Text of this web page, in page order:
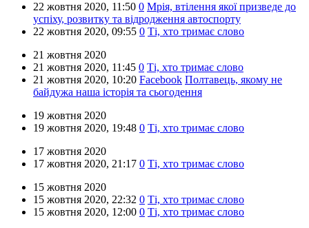
22 жовтня 2020, 11:50 0 Мрія, втілення якої призведе до
успіху, розвитку та відродження автоспорту
22 жовтня 2020, 09:55 0 Ті, хто тримає слово
21 жовтня 2020
21 жовтня 2020, 11:45 0 Ті, хто тримає слово
21 жовтня 2020, 10:20 Facebook Полтавець, якому не
байдужа наша історія та сьогодення
19 жовтня 2020
19 жовтня 2020, 19:48 0 Ті, хто тримає слово
17 жовтня 2020
17 жовтня 2020, 21:17 0 Ті, хто тримає слово
15 жовтня 2020
15 жовтня 2020, 22:32 0 Ті, хто тримає слово
15 жовтня 2020, 12:00 0 Ті, хто тримає слово